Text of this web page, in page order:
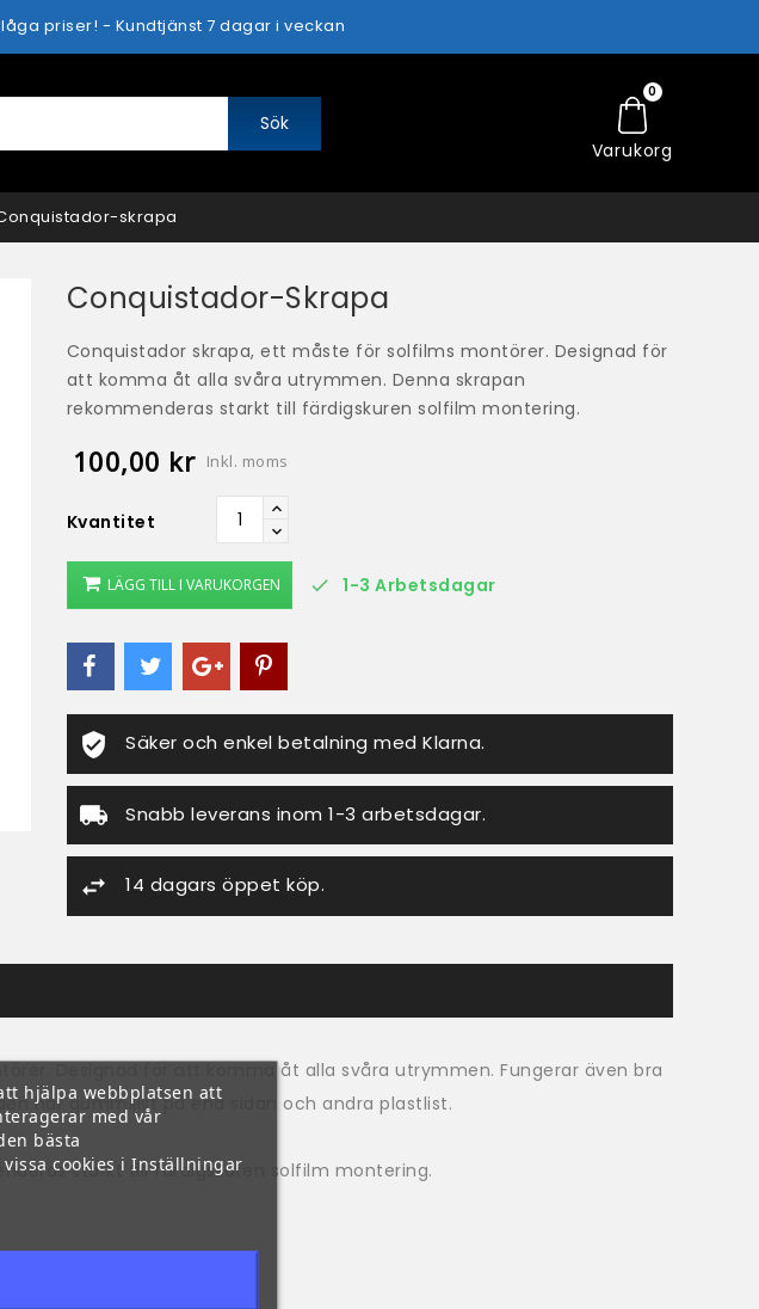
priser! - Kundtjänst 7 dagar i veckan
Varukorg
0
Sök
skrapa
Conquistador-Skrapa
Conquistador skrapa, ett måste för solfilms montörer. Designad för
att komma åt alla svåra utrymmen. Denna skrapan
rekommenderas starkt till färdigskuren solfilm montering.
100,00 kr Inkl. moms
Kvantitet
LÄGG TILL I VARUKORGEN  1-3 Arbetsdagar
Säker och enkel betalning med Klarna.
Snabb leverans inom 1-3 arbetsdagar.
14 dagars öppet köp.
Designad för att komma åt alla svåra utrymmen. Fungerar även bra
har gummilist på ena sidan och andra plastlist.
starkt till färdigskuren solfilm montering.
hjälpa webbplatsen att
med vår
bästa
cookies i Inställningar